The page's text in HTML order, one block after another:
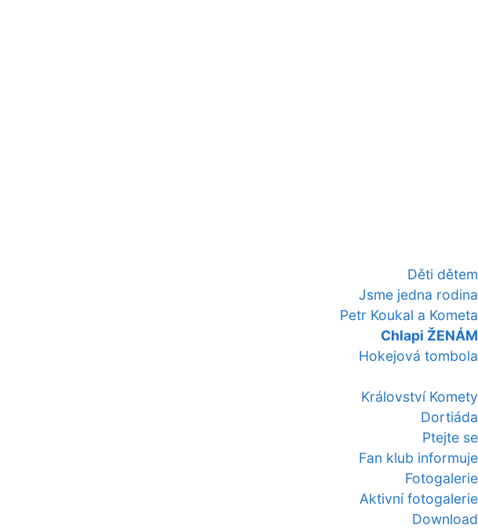
Děti dětem
Jsme jedna rodina
Petr Koukal a Kometa
Chlapi ŽENÁM
Hokejová tombola
Království Komety
Dortiáda
Ptejte se
Fan klub informuje
Fotogalerie
Aktivní fotogalerie
Download